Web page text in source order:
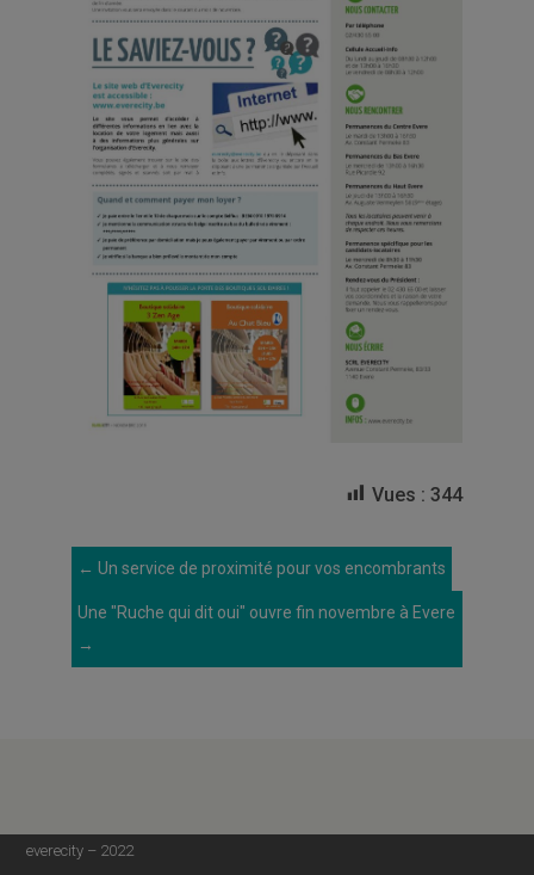
Vues : 344
← Un service de proximité pour vos encombrants
Une "Ruche qui dit oui" ouvre fin novembre à Evere
→
everecity – 2022